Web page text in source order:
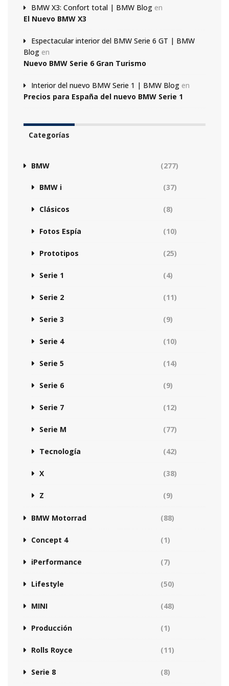
BMW X3: Confort total | BMW Blog en
El Nuevo BMW X3
Espectacular interior del BMW Serie 6 GT | BMW
Blog en
Nuevo BMW Serie 6 Gran Turismo
Interior del nuevo BMW Serie 1 | BMW Blog en
Precios para España del nuevo BMW Serie 1
Categorías
BMW (277)
BMW i (37)
Clásicos (8)
Fotos Espía (10)
Prototipos (25)
Serie 1 (4)
Serie 2 (11)
Serie 3 (9)
Serie 4 (10)
Serie 5 (14)
Serie 6 (9)
Serie 7 (12)
Serie M (77)
Tecnología (42)
X (38)
Z (9)
BMW Motorrad (88)
Concept 4 (1)
iPerformance (7)
Lifestyle (50)
MINI (48)
Producción (1)
Rolls Royce (11)
Serie 8 (8)